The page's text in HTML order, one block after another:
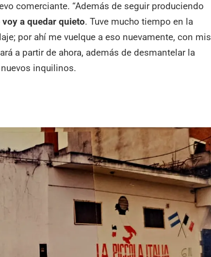
comerciante. “Además de seguir produciendo
voy a quedar quieto. Tuve mucho tiempo en la
por ahí me vuelque a eso nuevamente, con mis
a partir de ahora, además de desmantelar la
inquilinos.